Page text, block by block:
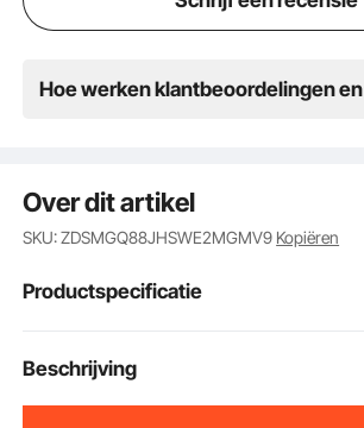
Hoe werken klantbeoordelingen
Over dit artikel
SKU: ZDSMGQ88JHSWE2MGMV9 Kopiëren
Productspecificatie
Artikelmodelnum
mer
Beschrijving